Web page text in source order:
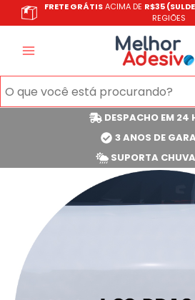
para
FRETE GRÁTISACIMA DE R$35
REGIÕES
DESPACHO EM 24
3 ANOS DE
SUPORTA